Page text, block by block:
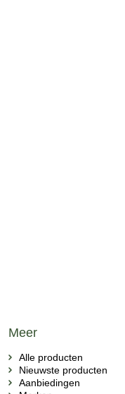
Meer
Alle producten
Nieuwste producten
Aanbiedingen